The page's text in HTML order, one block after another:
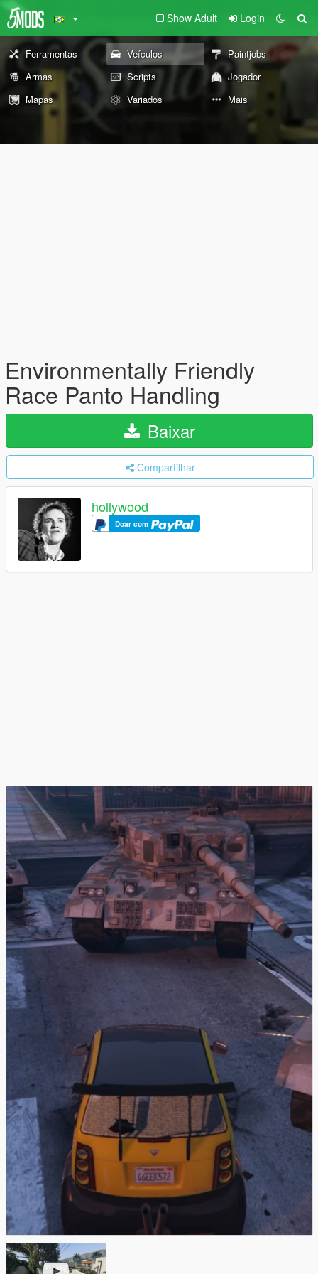
Show Adult Login
Ferramentas Veículos
Paintjobs
Armas
Scripts
Jogador
Mapas
Variados Mais
Environmentally Friendly
Race Panto Handling
Baixar
Compartilhar
hollywood
Doar com